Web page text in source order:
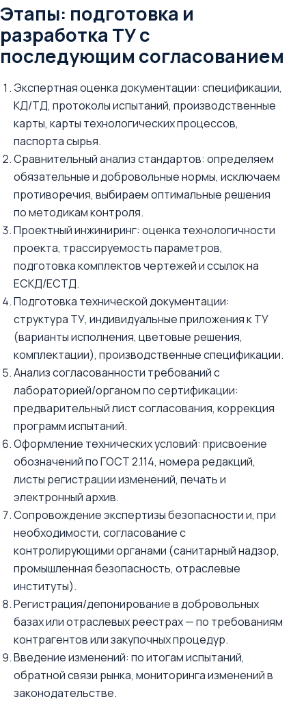
Этапы: подготовка и
разработка ТУ с
последующим согласованием
Экспертная оценка документации: спецификации,
KД/ТД, протоколы испытаний, производственные
карты, карты технологических процессов,
паспорта сырья.
Сравнительный анализ стандартов: определяем
обязательные и добровольные нормы, исключаем
противоречия, выбираем оптимальные решения
по методикам контроля.
Проектный инжиниринг: оценка технологичности
проекта, трассируемость параметров,
подготовка комплектов чертежей и ссылок на
ЕСКД/ЕСТД.
Подготовка технической документации:
структура ТУ, индивидуальные приложения к ТУ
(варианты исполнения, цветовые решения,
комплектации), производственные спецификации.
Анализ согласованности требований с
лабораторией/органом по сертификации:
предварительный лист согласования, коррекция
программ испытаний.
Оформление технических условий: присвоение
обозначений по ГОСТ 2.114, номера редакций,
листы регистрации изменений, печать и
электронный архив.
Сопровождение экспертизы безопасности и, при
необходимости, согласование с
контролирующими органами (санитарный надзор,
промышленная безопасность, отраслевые
институты).
Регистрация/депонирование в добровольных
базах или отраслевых реестрах — по требованиям
контрагентов или закупочных процедур.
Введение изменений: по итогам испытаний,
обратной связи рынка, мониторинга изменений в
законодательстве.